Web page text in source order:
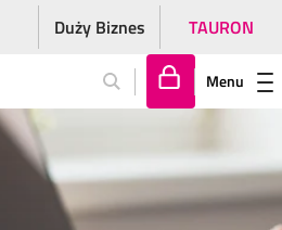
Duży Biznes TAURON
lo
gu
Menu